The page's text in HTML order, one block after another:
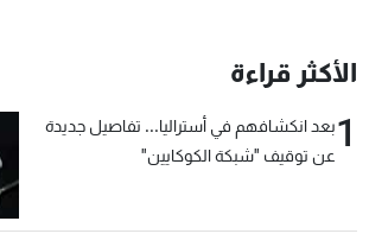
الأكثر قراءة
1بعد انكشافهم في أستراليا... تفاصيل جديدة
عن توقيف "شبكة الكوكايين"